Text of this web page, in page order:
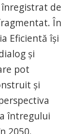
înregistrat de
În
Eficientă își
și
pot
și
întregului